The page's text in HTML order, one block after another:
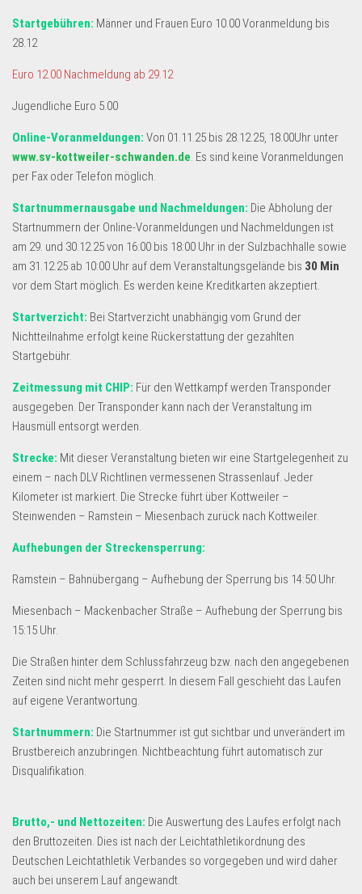
Startgebühren: Männer und Frauen Euro 10.00 Voranmeldung bis
28.12
Euro 12.00 Nachmeldung ab 29.12
Jugendliche Euro 5.00
Online-Voranmeldungen: Von 01.11.25 bis 28.12.25, 18.00Uhr unter
www.sv-kottweiler-schwanden.de. Es sind keine Voranmeldungen
per Fax oder Telefon möglich.
Startnummernausgabe und Nachmeldungen: Die Abholung der
Startnummern der Online-Voranmeldungen und Nachmeldungen ist
am 29. und 30.12.25 von 16:00 bis 18:00 Uhr in der Sulzbachhalle sowie
am 31.12.25 ab 10:00 Uhr auf dem Veranstaltungsgelände bis 30 Min
vor dem Start möglich. Es werden keine Kreditkarten akzeptiert.
Startverzicht: Bei Startverzicht unabhängig vom Grund der
Nichtteilnahme erfolgt keine Rückerstattung der gezahlten
Startgebühr.
Zeitmessung mit CHIP: Für den Wettkampf werden Transponder
ausgegeben. Der Transponder kann nach der Veranstaltung im
Hausmüll entsorgt werden.
Strecke: Mit dieser Veranstaltung bieten wir eine Startgelegenheit zu
einem – nach DLV Richtlinen vermessenen Strassenlauf. Jeder
Kilometer ist markiert. Die Strecke führt über Kottweiler –
Steinwenden – Ramstein – Miesenbach zurück nach Kottweiler.
Aufhebungen der Streckensperrung:
Ramstein – Bahnübergang – Aufhebung der Sperrung bis 14:50 Uhr.
Miesenbach – Mackenbacher Straße – Aufhebung der Sperrung bis
15:15 Uhr.
Die Straßen hinter dem Schlussfahrzeug bzw. nach den angegebenen
Zeiten sind nicht mehr gesperrt. In diesem Fall geschieht das Laufen
auf eigene Verantwortung.
Startnummern: Die Startnummer ist gut sichtbar und unverändert im
Brustbereich anzubringen. Nichtbeachtung führt automatisch zur
Disqualifikation.
Brutto,- und Nettozeiten: Die Auswertung des Laufes erfolgt nach
den Bruttozeiten. Dies ist nach der Leichtathletikordnung des
Deutschen Leichtathletik Verbandes so vorgegeben und wird daher
auch bei unserem Lauf angewandt.